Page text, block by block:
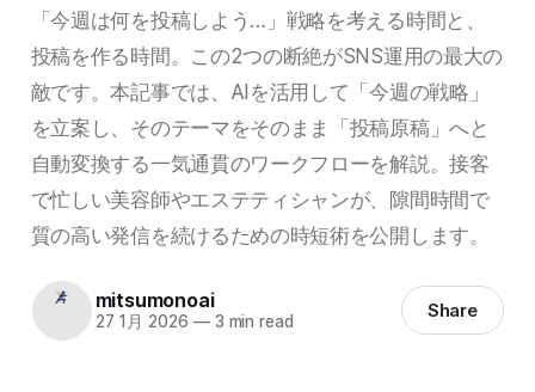
「今週は何を投稿しよう…」戦略を考える時間と、
投稿を作る時間。この2つの断絶がSNS運用の最大の
敵です。本記事では、AIを活用して「今週の戦略」
を立案し、そのテーマをそのまま「投稿原稿」へと
自動変換する一気通貫のワークフローを解説。接客
で忙しい美容師やエステティシャンが、隙間時間で
質の高い発信を続けるための時短術を公開します。
mitsumonoai
27 1月 2026 —3 min read Share